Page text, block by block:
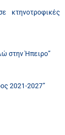
κτηνοτροφικές
στην Ήπειρο”
2021-2027”